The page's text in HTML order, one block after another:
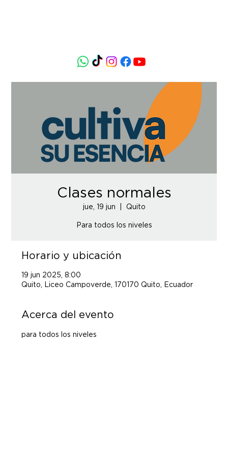
Clases normales
jue, 19 jun Quito
Para todos los niveles
Horario y ubicación
19 jun 2025, 8:00
Quito, Liceo Campoverde, 170170 Quito, Ecuador
Acerca del evento
para todos los niveles